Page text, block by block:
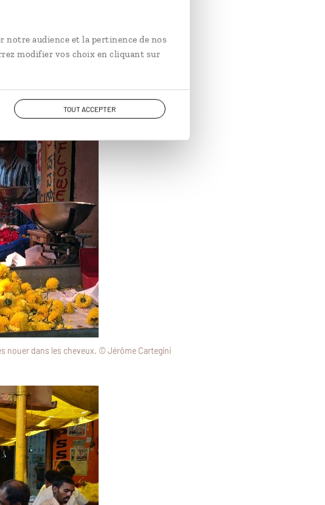
audience et la pertinence de nos
modifier vos choix en cliquant sur
TOUT ACCEPTER
nouer dans les cheveux. © Jérôme Cartegini